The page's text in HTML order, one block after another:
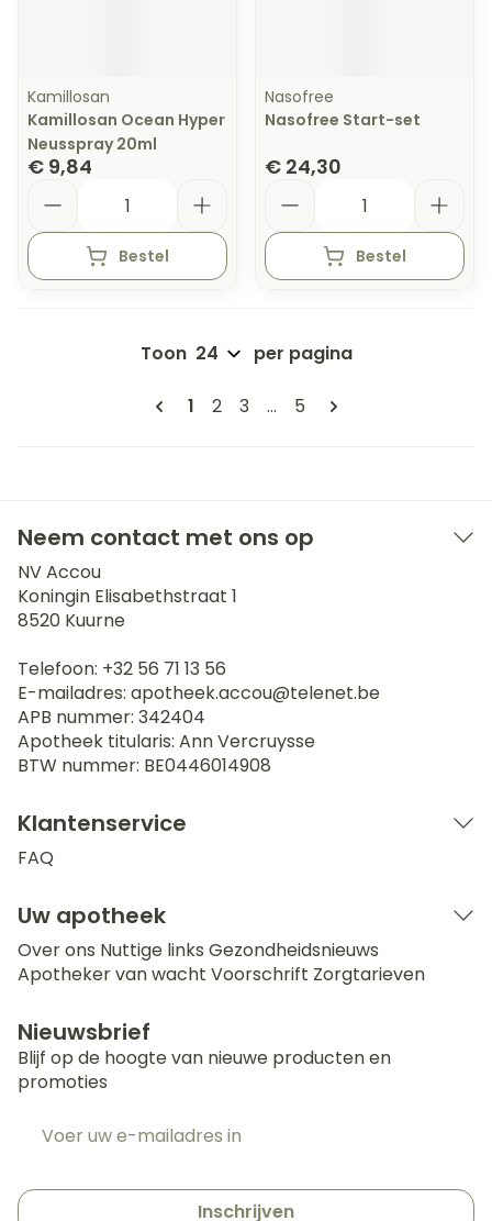
Kamillosan
Kamillosan Ocean Hyper
Neusspray 20ml
€ 9,84
Bestel
Nasofree
Nasofree Start-set
€ 24,30
Bestel
Pagina's
U lees momenteel pagina
1 Pagina
2 Pagina
3 ... Pagina
5
Toon per pagina
Neem contact met ons op
NV Accou
Koningin Elisabethstraat 1
8520 Kuurne
Telefoon: +32 56 71 13 56
E-mailadres: apotheek.accou@telenet.be
APB nummer: 342404
Apotheek titularis: Ann Vercruysse
BTW nummer: BE0446014908
Klantenservice
FAQ
Uw apotheek
Over ons Nuttige links Gezondheidsnieuws
Apotheker van wacht Voorschrift Zorgtarieven
Nieuwsbrief
Blijf op de hoogte van nieuwe producten en
promoties
Inschrijven